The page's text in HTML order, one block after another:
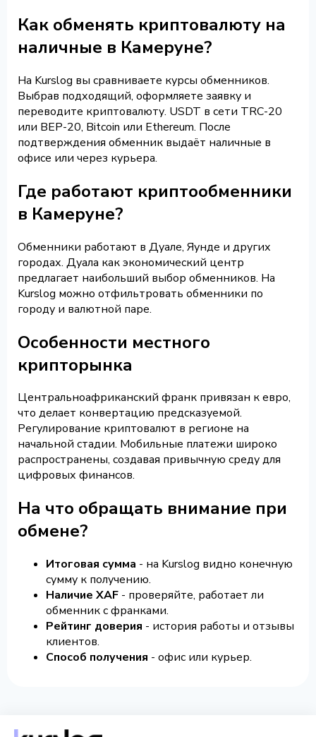
Как обменять криптовалюту на
наличные в Камеруне?
На Kurslog вы сравниваете курсы обменников.
Выбрав подходящий, оформляете заявку и
переводите криптовалюту. USDT в сети TRC-20
или BEP-20, Bitcoin или Ethereum. После
подтверждения обменник выдаёт наличные в
офисе или через курьера.
Где работают криптообменники
в Камеруне?
Обменники работают в Дуале, Яунде и других
городах. Дуала как экономический центр
предлагает наибольший выбор обменников. На
Kurslog можно отфильтровать обменники по
городу и валютной паре.
Особенности местного
крипторынка
Центральноафриканский франк привязан к евро,
что делает конвертацию предсказуемой.
Регулирование криптовалют в регионе на
начальной стадии. Мобильные платежи широко
распространены, создавая привычную среду для
цифровых финансов.
На что обращать внимание при
обмене?
Итоговая сумма - на Kurslog видно конечную
сумму к получению.
Наличие XAF - проверяйте, работает ли
обменник с франками.
Рейтинг доверия - история работы и отзывы
клиентов.
Способ получения - офис или курьер.